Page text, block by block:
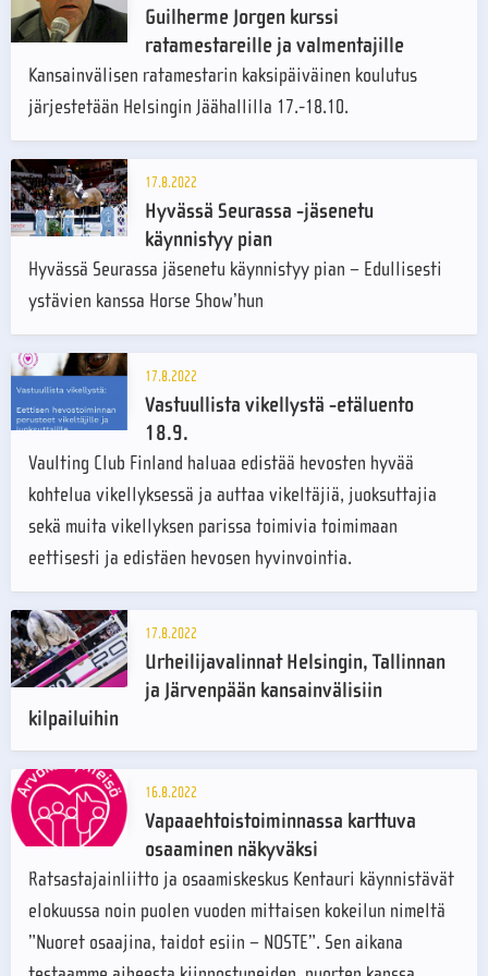
Guilherme Jorgen kurssi
ratamestareille ja valmentajille
Kansainvälisen ratamestarin kaksipäiväinen koulutus
järjestetään Helsingin Jäähallilla 17.-18.10.
17.8.2022
Hyvässä Seurassa -jäsenetu
käynnistyy pian
Hyvässä Seurassa jäsenetu käynnistyy pian – Edullisesti
ystävien kanssa Horse Show’hun
17.8.2022
Vastuullista vikellystä -etäluento
18.9.
Vaulting Club Finland haluaa edistää hevosten hyvää
kohtelua vikellyksessä ja auttaa vikeltäjiä, juoksuttajia
sekä muita vikellyksen parissa toimivia toimimaan
eettisesti ja edistäen hevosen hyvinvointia.
17.8.2022
Urheilijavalinnat Helsingin, Tallinnan
ja Järvenpään kansainvälisiin
kilpailuihin
16.8.2022
Vapaaehtoistoiminnassa karttuva
osaaminen näkyväksi
Ratsastajainliitto ja osaamiskeskus Kentauri käynnistävät
elokuussa noin puolen vuoden mittaisen kokeilun nimeltä
”Nuoret osaajina, taidot esiin – NOSTE”. Sen aikana